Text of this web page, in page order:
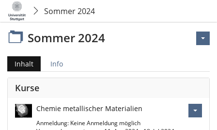
Sommer 2024
Sommer 2024
Inhalt Info
Kurse
Chemie metallischer Materialien
Anmeldung: Keine Anmeldung möglich